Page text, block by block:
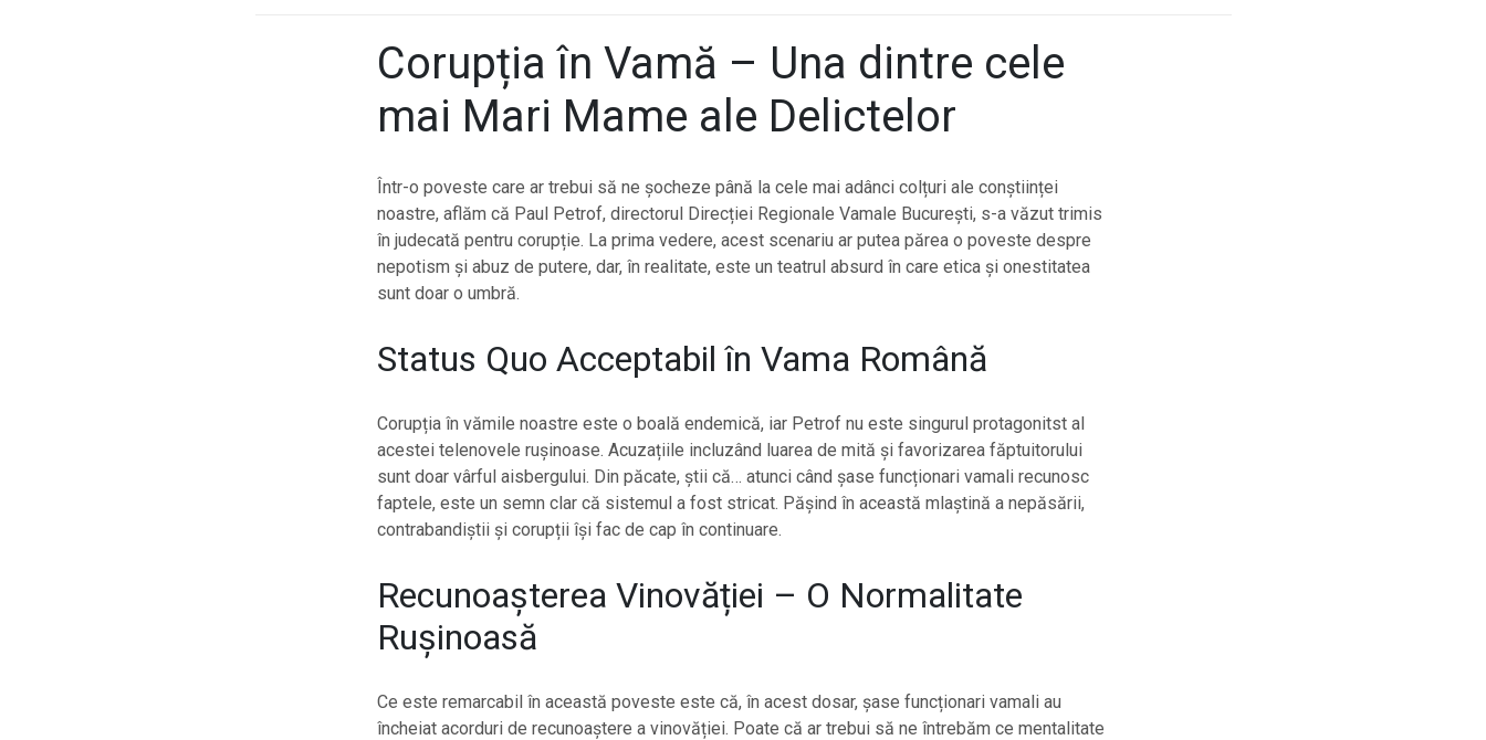
Corupția în Vamă – Una dintre cele
mai Mari Mame ale Delictelor
Într-o poveste care ar trebui să ne șocheze până la cele mai adânci colțuri ale conștiinței
noastre, aflăm că Paul Petrof, directorul Direcției Regionale Vamale București, s-a văzut trimis
în judecată pentru corupție. La prima vedere, acest scenariu ar putea părea o poveste despre
nepotism și abuz de putere, dar, în realitate, este un teatrul absurd în care etica și onestitatea
sunt doar o umbră.
Status Quo Acceptabil în Vama Română
Corupția în vămile noastre este o boală endemică, iar Petrof nu este singurul protagonitst al
acestei telenovele rușinoase. Acuzațiile incluzând luarea de mită și favorizarea făptuitorului
sunt doar vârful aisbergului. Din păcate, știi că… atunci când șase funcționari vamali recunosc
faptele, este un semn clar că sistemul a fost stricat. Pășind în această mlaștină a nepăsării,
contrabandiștii și corupții își fac de cap în continuare.
Recunoașterea Vinovăției – O Normalitate
Rușinoasă
Ce este remarcabil în această poveste este că, în acest dosar, șase funcționari vamali au
încheiat acorduri de recunoaștere a vinovăției. Poate că ar trebui să ne întrebăm ce mentalitate